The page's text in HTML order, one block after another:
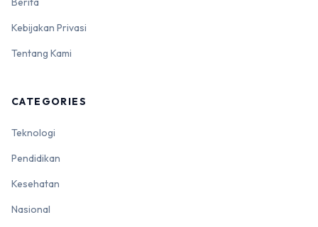
Kebijakan Privasi
Tentang Kami
CATEGORIES
Teknologi
Pendidikan
Kesehatan
Nasional